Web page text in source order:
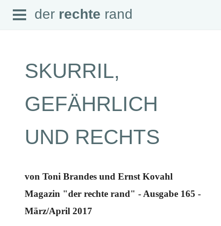
der rechte rand
SEITEN
Suche
Datenschutz
SCHWERPUNKTE
Schwerpunkte Übersicht
Open
Menu
der rechte rand
SKURRIL,
GEFÄHRLICH
UND RECHTS
von Toni Brandes und Ernst Kovahl
Magazin "der rechte rand" - Ausgabe 165 -
März/April 2017